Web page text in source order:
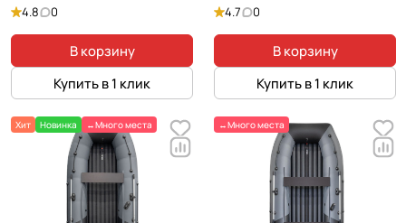
4.8 0
В корзину
Купить в 1 клик
4.7 0
В корзину
Купить в 1 клик
Хит Новинка ↔️Много места ↔️Много места